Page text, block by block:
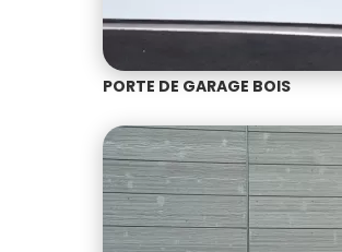
PORTE DE GARAGE BOIS